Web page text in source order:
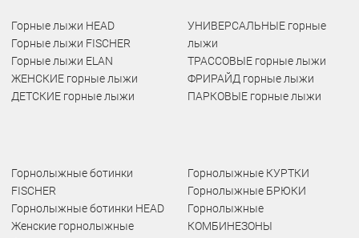
Горные лыжи HEAD
Горные лыжи FISCHER
Горные лыжи ELAN
ЖЕНСКИЕ горные лыжи
ДЕТСКИЕ горные лыжи
УНИВЕРСАЛЬНЫЕ горные
лыжи
ТРАССОВЫЕ горные лыжи
ФРИРАЙД горные лыжи
ПАРКОВЫЕ горные лыжи
Горнолыжные ботинки
FISCHER
Горнолыжные ботинки HEAD
Женские горнолыжные
Горнолыжные КУРТКИ
Горнолыжные БРЮКИ
Горнолыжные
КОМБИНЕЗОНЫ